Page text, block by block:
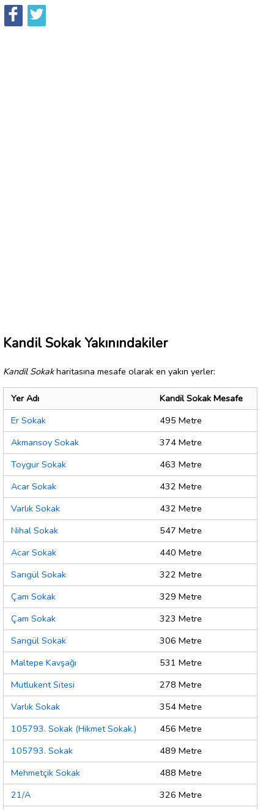
Kandil Sokak Yakınındakiler
Kandil Sokakharitasına mesafe olarak en yakın yerler:
Yer Adı
Kandil Sokak Mesafe
Er Sokak
495 Metre
Akmansoy Sokak
374 Metre
Toygur Sokak
463 Metre
Acar Sokak
432 Metre
Varlık Sokak
432 Metre
Nihal Sokak
547 Metre
Acar Sokak
440 Metre
Sarıgül Sokak
322 Metre
Çam Sokak
329 Metre
Çam Sokak
323 Metre
Sarıgül Sokak
306 Metre
Maltepe Kavşağı
531 Metre
Mutlukent Sitesi
278 Metre
Varlık Sokak
354 Metre
105793. Sokak (Hikmet Sokak.)
456 Metre
105793. Sokak
489 Metre
Mehmetçik Sokak
488 Metre
21/A
326 Metre